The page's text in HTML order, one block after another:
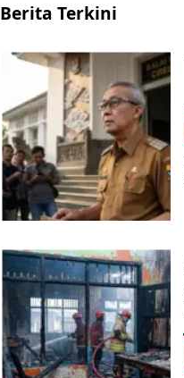
Berita Terkini